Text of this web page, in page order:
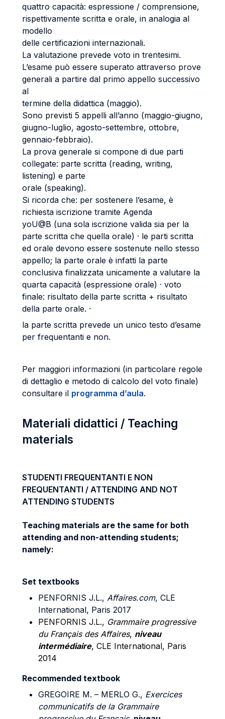
quattro capacità: espressione / comprensione,
rispettivamente scritta e orale, in analogia al
modello
delle certificazioni internazionali.
La valutazione prevede voto in trentesimi.
L’esame può essere superato attraverso prove
generali a partire dal primo appello successivo
al
termine della didattica (maggio).
Sono previsti 5 appelli all’anno (maggio-giugno,
giugno-luglio, agosto-settembre, ottobre,
gennaio-febbraio).
La prova generale si compone di due parti
collegate: parte scritta (reading, writing,
listening) e parte
orale (speaking).
Si ricorda che: per sostenere l’esame, è
richiesta iscrizione tramite Agenda
yoU@B (una sola iscrizione valida sia per la
parte scritta che quella orale) · le parti scritta
ed orale devono essere sostenute nello stesso
appello; la parte orale è infatti la parte
conclusiva finalizzata unicamente a valutare la
quarta capacità (espressione orale) · voto
finale: risultato della parte scritta + risultato
della parte orale. ·
la parte scritta prevede un unico testo d’esame
per frequentanti e non.
Per maggiori informazioni (in particolare regole
di dettaglio e metodo di calcolo del voto finale)
consultare il programma d’aula.
Materiali didattici / Teaching
materials
STUDENTI FREQUENTANTI E NON
FREQUENTANTI / ATTENDING AND NOT
ATTENDING STUDENTS
Teaching materials are the same for both
attending and non-attending students;
namely:
Set textbooks
PENFORNIS J.L., Affaires.com, CLE
International, Paris 2017
PENFORNIS J.L., Grammaire progressive
du Français des Affaires, niveau
intermédiaire, CLE International, Paris
2014
Recommended textbook
GREGOIRE M. – MERLO G., Exercices
communicatifs de la Grammaire